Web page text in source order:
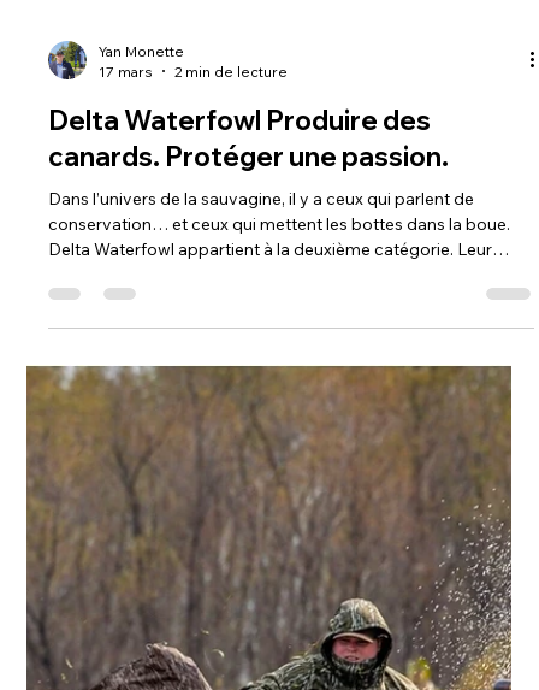
ne trompes pas des oiseaux migrateurs avec un setup moyen.
Les canards vivent sous pression constante. Leur instinct est
va déterminer en quelques secondes s’ils descendent… ou
s’ils disparaissent. Et dans tout ça, tes decoys jouent un rôle
clé : ils sont ton premier message visuel. Un langag